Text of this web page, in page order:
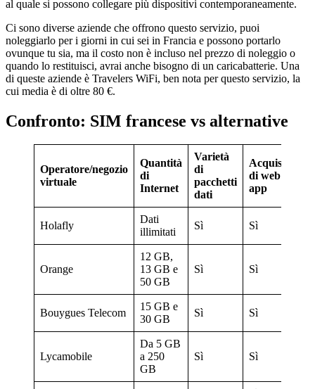
al quale si possono collegare più dispositivi contemporaneamente.
Ci sono diverse aziende che offrono questo servizio, puoi
noleggiarlo per i giorni in cui sei in Francia e possono portarlo
ovunque tu sia, ma il costo non è incluso nel prezzo di noleggio o
quando lo restituisci, avrai anche bisogno di un caricabatterie. Una
di queste aziende è Travelers WiFi, ben nota per questo servizio, la
cui media è di oltre 80 €.
Confronto: SIM francese vs alternative
Operatore/negozio
virtuale
Quantità
di
Internet
Varietà
di
pacchetti
dati
Acquisto
di web e
app
Holafly
Dati
illimitati
Sì Sì
Orange
12 GB,
13 GB e
50 GB
Sì Sì
Bouygues Telecom
15 GB e
30 GB
Sì Sì
Lycamobile
Da 5 GB
a 250
GB
Sì Sì